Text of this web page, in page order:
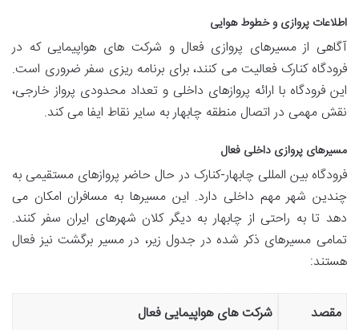
اطلاعات پروازی و خطوط هوایی
آگاهی از مسیرهای پروازی فعال و شرکت های هواپیمایی که در
فرودگاه کنارک فعالیت می کنند، برای برنامه ریزی سفر ضروری است.
این فرودگاه با ارائه پروازهای داخلی و تعداد محدودی پرواز خارجی،
نقش مهمی در اتصال منطقه چابهار به سایر نقاط ایفا می کند.
مسیرهای پروازی داخلی فعال
فرودگاه بین المللی چابهار-کنارک در حال حاضر پروازهای مستقیمی به
چندین شهر مهم داخلی دارد. این مسیرها به مسافران امکان می
دهد تا به راحتی از چابهار به دیگر کلان شهرهای ایران سفر کنند.
تمامی مسیرهای ذکر شده در جدول زیر، در مسیر برگشت نیز فعال
هستند:
مقصد
شرکت های هواپیمایی فعال